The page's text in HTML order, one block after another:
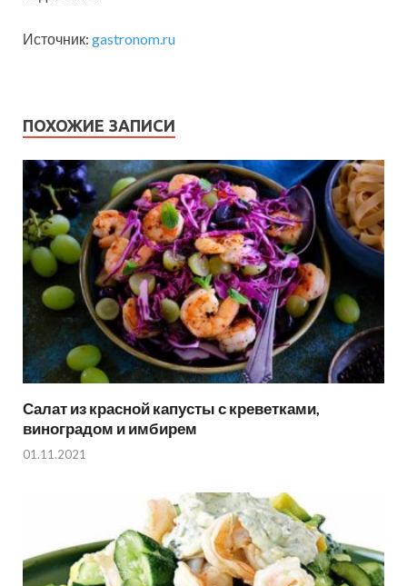
Источник: gastronom.ru
ПОХОЖИЕ ЗАПИСИ
Салат из красной капусты с креветками,
виноградом и имбирем
01.11.2021